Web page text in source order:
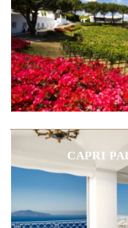
CAPRI